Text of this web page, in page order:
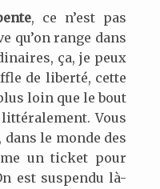
, ce n’est pas
qu’on range dans
ça, je peux
de liberté, cette
loin que le bout
Vous
dans le monde des
un ticket pour
est suspendu là-